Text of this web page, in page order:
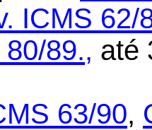
ICMS 62/
89., até
63/90,